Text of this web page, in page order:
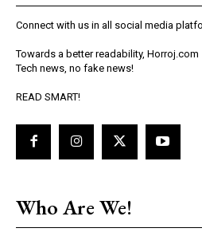
Connect with us in all social media
Towards a better readability, Horroj.com
Tech news, no fake news!
READ SMART!
Who Are We!